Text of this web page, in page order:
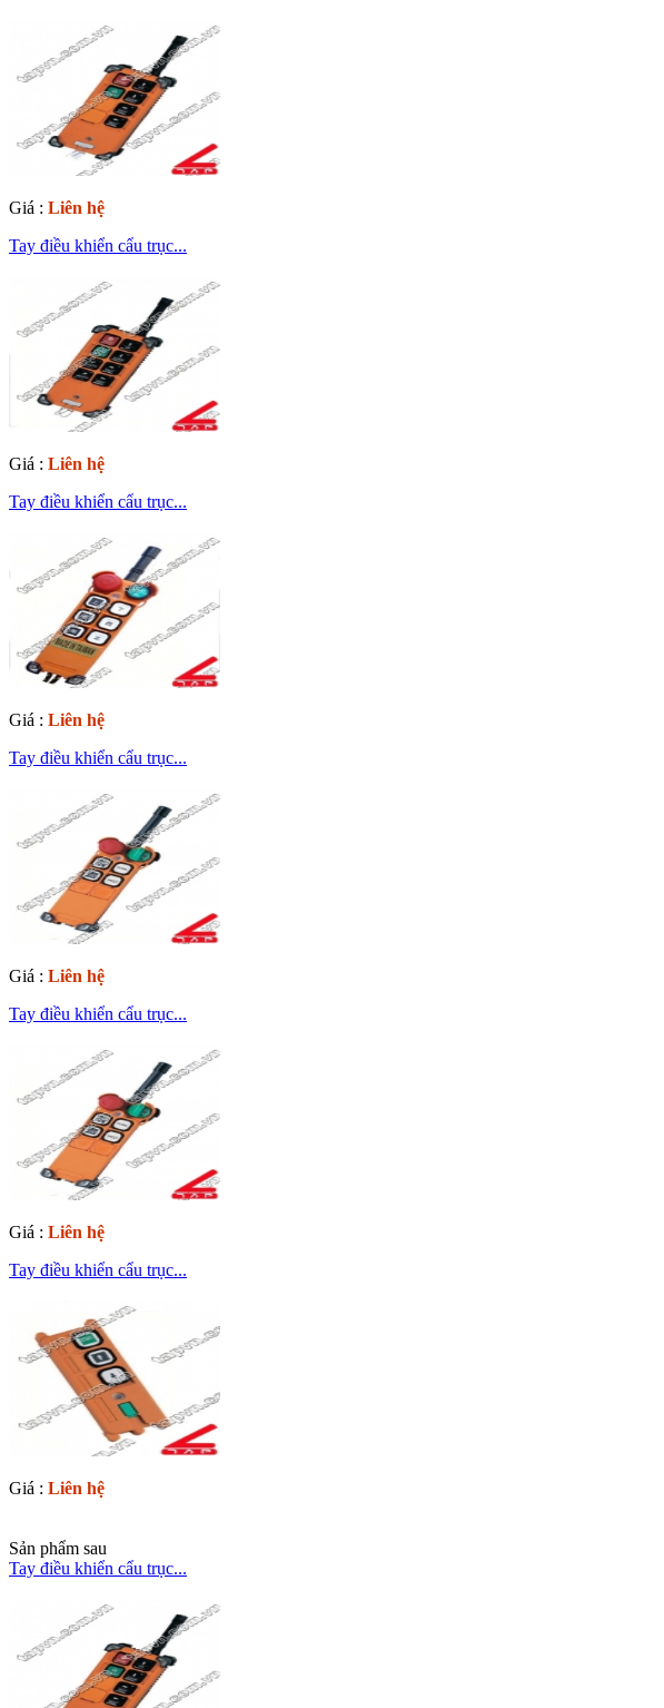
Giá : Liên hệ
Tay điều khiển cẩu trục...
Giá : Liên hệ
Tay điều khiển cẩu trục...
Giá : Liên hệ
Tay điều khiển cẩu trục...
Giá : Liên hệ
Tay điều khiển cẩu trục...
Giá : Liên hệ
Tay điều khiển cẩu trục...
Giá : Liên hệ
Sản phẩm sau
Tay điều khiển cẩu trục...